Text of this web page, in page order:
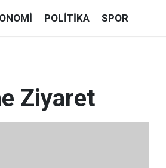
POLITIKA SPOR
Ziyaret